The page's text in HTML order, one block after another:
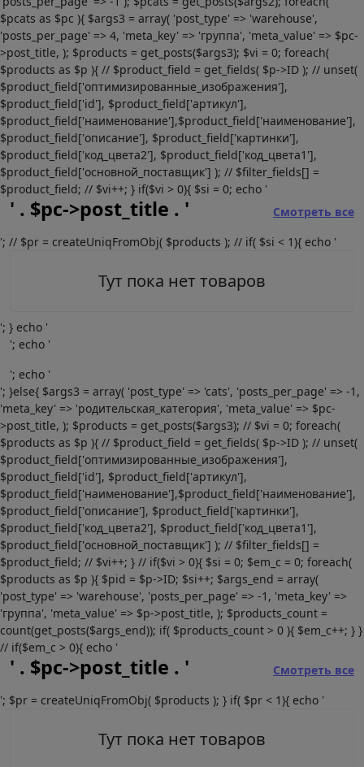
$pcats as $pc ){ $args3 = array( 'post_type' => 'warehouse',
'posts_per_page' => 4, 'meta_key' => 'группа', 'meta_value' => $pc-
>post_title, ); $products = get_posts($args3); $vi = 0; foreach(
$products as $p ){ // $product_field = get_fields( $p->ID ); // unset(
$product_field['оптимизированные_изображения'],
$product_field['id'], $product_field['артикул'],
$product_field['наименование'],$product_field['наименование'],
$product_field['описание'], $product_field['картинки'],
$product_field['код_цвета2'], $product_field['код_цвета1'],
$product_field['основной_поставщик'] ); // $filter_fields[] =
$product_field; // $vi++; } if($vi > 0){ $si = 0; echo '
' . $pc->post_title . '
Смотреть все
'; // $pr = createUniqFromObj( $products ); // if( $si < 1){ echo '
Тут пока нет товаров
'; } echo '
'; echo '
'; echo '
'; }else{ $args3 = array( 'post_type' => 'cats', 'posts_per_page' => -1,
'meta_key' => 'родительская_категория', 'meta_value' => $pc-
>post_title, ); $products = get_posts($args3); // $vi = 0; foreach(
$products as $p ){ // $product_field = get_fields( $p->ID ); // unset(
$product_field['оптимизированные_изображения'],
$product_field['id'], $product_field['артикул'],
$product_field['наименование'],$product_field['наименование'],
$product_field['описание'], $product_field['картинки'],
$product_field['код_цвета2'], $product_field['код_цвета1'],
$product_field['основной_поставщик'] ); // $filter_fields[] =
$product_field; // $vi++; } // if($vi > 0){ $si = 0; $em_c = 0; foreach(
$products as $p ){ $pid = $p->ID; $si++; $args_end = array(
'post_type' => 'warehouse', 'posts_per_page' => -1, 'meta_key' =>
'группа', 'meta_value' => $p->post_title, ); $products_count =
count(get_posts($args_end)); if( $products_count > 0 ){ $em_c++; } }
// if($em_c > 0){ echo '
' . $pc->post_title . '
Смотреть все
'; $pr = createUniqFromObj( $products ); } if( $pr < 1){ echo '
Тут пока нет товаров